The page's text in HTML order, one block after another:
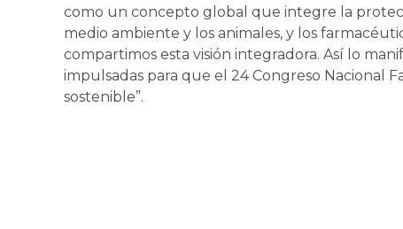
como un concepto global que integre la
medio ambiente y los animales, y los
compartimos esta visión integradora. Así lo
impulsadas para que el 24 Congreso Nacional
sostenible”.